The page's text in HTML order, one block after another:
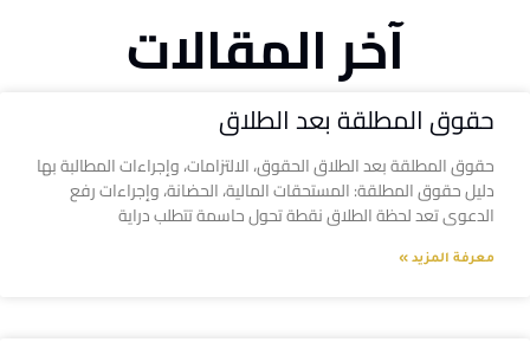
آخر المقالات
حقوق المطلقة بعد الطلاق
حقوق المطلقة بعد الطلاق الحقوق، الالتزامات، وإجراءات المطالبة بها
دليل حقوق المطلقة: المستحقات المالية، الحضانة، وإجراءات رفع
الدعوى تعد لحظة الطلاق نقطة تحول حاسمة تتطلب دراية
معرفة المزيد »